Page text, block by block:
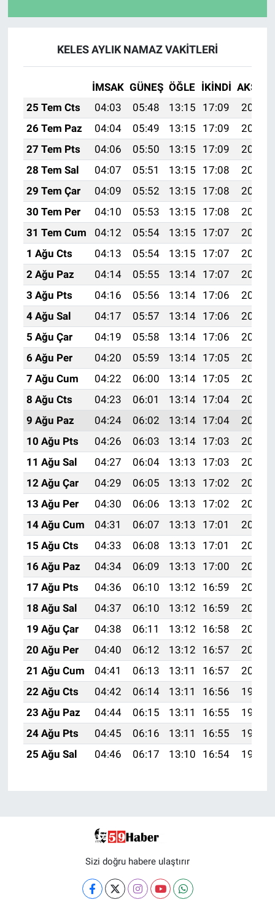
KELES AYLIK NAMAZ VAKITLERI
İMSAK GÜNEŞ ÖĞLE İKINDI AKŞAM
25 Tem Cts
04:03 05:48 13:15 17:09
20:31
26 Tem Paz
04:04 05:49 13:15 17:09
20:30
27 Tem Pts
04:06 05:50 13:15 17:09
20:29
28 Tem Sal
04:07 05:51 13:15 17:08
20:29
29 Tem Çar
04:09 05:52 13:15 17:08
20:28
30 Tem Per
04:10 05:53 13:15 17:08
20:27
31 Tem Cum
04:12 05:54 13:15 17:07
20:26
1 Ağu Cts
04:13 05:54 13:15 17:07
20:25
2 Ağu Paz
04:14 05:55 13:14 17:07
20:24
3 Ağu Pts
04:16 05:56 13:14 17:06
20:22
4 Ağu Sal
04:17 05:57 13:14 17:06
20:21
5 Ağu Çar
04:19 05:58 13:14 17:06
20:20
6 Ağu Per
04:20 05:59 13:14 17:05
20:19
7 Ağu Cum
04:22 06:00 13:14 17:05
20:18
8 Ağu Cts
04:23 06:01 13:14 17:04
20:17
9 Ağu Paz
04:24 06:02 13:14 17:04
20:16
10 Ağu Pts
04:26 06:03 13:14 17:03
20:14
11 Ağu Sal
04:27 06:04 13:13 17:03
20:13
12 Ağu Çar
04:29 06:05 13:13 17:02
20:12
13 Ağu Per
04:30 06:06 13:13 17:02
20:10
14 Ağu Cum
04:31 06:07 13:13 17:01
20:09
15 Ağu Cts
04:33 06:08 13:13 17:01
20:08
16 Ağu Paz
04:34 06:09 13:13 17:00
20:07
17 Ağu Pts
04:36 06:10 13:12 16:59
20:05
18 Ağu Sal
04:37 06:10 13:12 16:59
20:04
19 Ağu Çar
04:38 06:11 13:12 16:58
20:02
20 Ağu Per
04:40 06:12 13:12 16:57
20:01
21 Ağu Cum
04:41 06:13 13:11 16:57
20:00
22 Ağu Cts
04:42 06:14 13:11 16:56
19:58
23 Ağu Paz
04:44 06:15 13:11 16:55
19:57
24 Ağu Pts
04:45 06:16 13:11 16:55
19:55
25 Ağu Sal
04:46 06:17 13:10 16:54 19:54
Sizi doğru habere ulaştırır